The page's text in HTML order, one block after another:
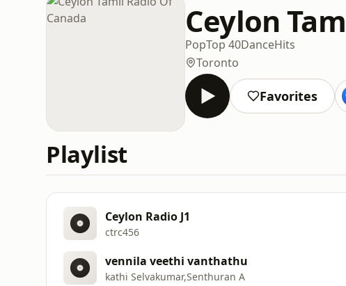
Ceylon
PopTop 40DanceHits
Toronto
Favorites
Playlist
Ceylon Radio J1
ctrc456
vennila veethi vanthathu
kathi Selvakumar,Senthuran A